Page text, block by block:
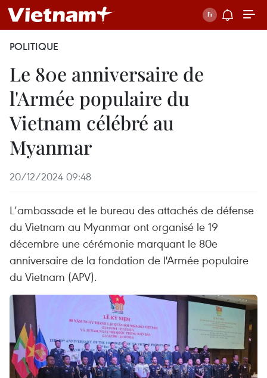
POLITIQUE
Le 80e anniversaire de
l'Armée populaire du
Vietnam célébré au
Myanmar
20/12/2024 09:48
L’ambassade et le bureau des attachés de défense
du Vietnam au Myanmar ont organisé le 19
décembre une cérémonie marquant le 80e
anniversaire de la fondation de l'Armée populaire
du Vietnam (APV).